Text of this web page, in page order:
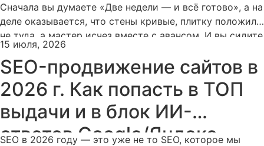
Сначала вы думаете «Две недели — и всё готово», а на
деле оказывается, что стены кривые, плитку положили
не туда, а мастер исчез вместе с авансом. И вы сидите
посреди этого аншлага и думаете: «И зачем я вообще
это затеял?». Заказ сайта для бизнеса — это ровно та
же […]
15 июля, 2026
SEO-продвижение сайтов в
2026 г. Как попасть в ТОП
выдачи и в блок ИИ-
ответов Google/Яндекс.
SEO в 2026 году — это уже не то SEO, которое мы